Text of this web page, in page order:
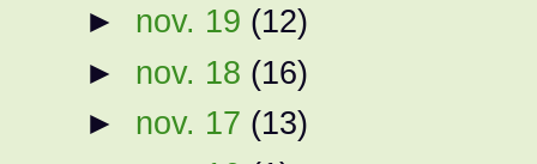
► nov. 19 (12)
► nov. 18 (16)
► nov. 17 (13)